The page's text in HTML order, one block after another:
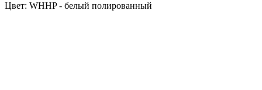
Цвет: WHHP - белый полированный